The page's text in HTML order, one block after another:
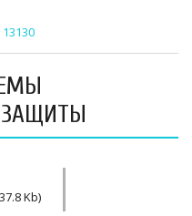
КОНТРОЛЬ
АУДИТ
13130
Kb) |